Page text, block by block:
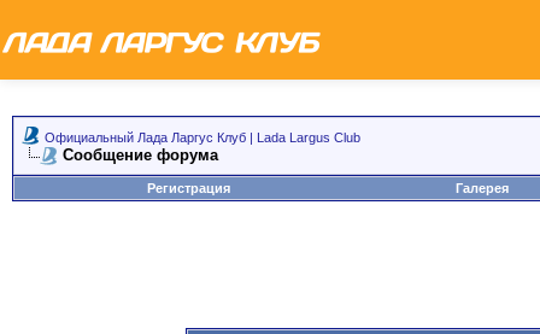
Официальный Лада Ларгус Клуб | Lada Largus Club
Сообщение форума
Регистрация Галерея